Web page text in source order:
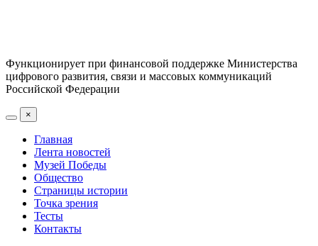
Функционирует при финансовой поддержке Министерства
цифрового развития, связи и массовых коммуникаций
Российской Федерации
×
Главная
Лента новостей
Музей Победы
Общество
Страницы истории
Точка зрения
Тесты
Контакты